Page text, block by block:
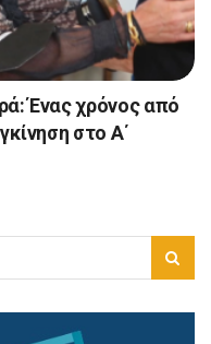
Ένας χρόνος από
στο Α΄